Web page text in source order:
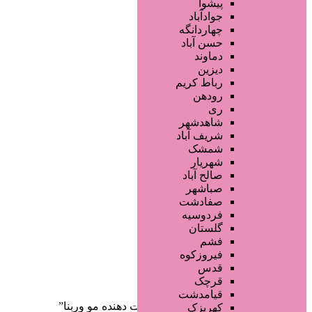
آرایشگاه زنانه
آرایشگاه مردانه
سالن زیبایی عروس
سالن VIP
آرایشگاه کودک
سایر خدمات
پیشوا
جوادآباد
چهاردانگه
حسن آباد
دماوند
دیزین
رباط کریم
رودهن
ری
شاهدشهر
شریف آباد
شمشک
شهریار
صالح آباد
صباشهر
صفادشت
فردوسیه
گلستان
فشم
فیروزکوه
قدس
قرچک
قیامدشت
کهریزک
صفحه اصلی
آگهی انبوه
طراحی سایت
صفحه اختصاصی
لیست سایتهای تبلیغاتی
دسته‌بندی‌ها
/ محصولات برچسب خورده “حالت دهنده مو وربنا”